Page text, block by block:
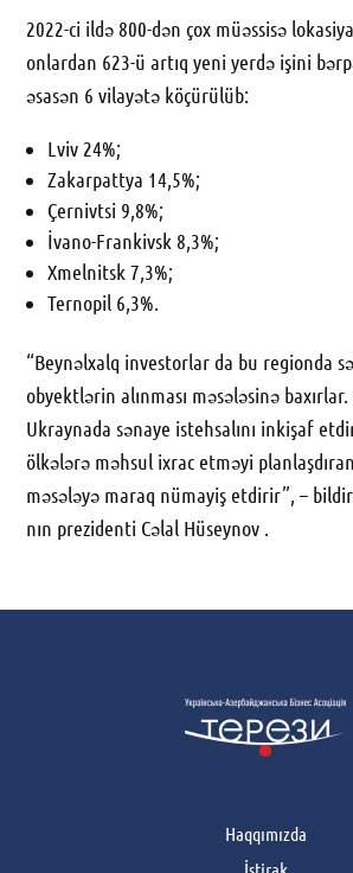
2022-ci ildə 800-dən çox müəssisə
onlardan 623-ü artıq yeni yerdə işini
əsasən 6 vilayətə köçürülüb:
Lviv 24%;
Zakarpattya 14,5%;
Çernivtsi 9,8%;
İvano-Frankivsk 8,3%;
Xmelnitsk 7,3%;
Ternopil 6,3%.
“Beynəlxalq investorlar da bu regionda
obyektlərin alınması məsələsinə
Ukraynada sənaye istehsalını inkişaf
ölkələrə məhsul ixrac etməyi
məsələyə maraq nümayiş etdirir”, –
nın prezidenti Cəlal Hüseynov .
Haqqımızda